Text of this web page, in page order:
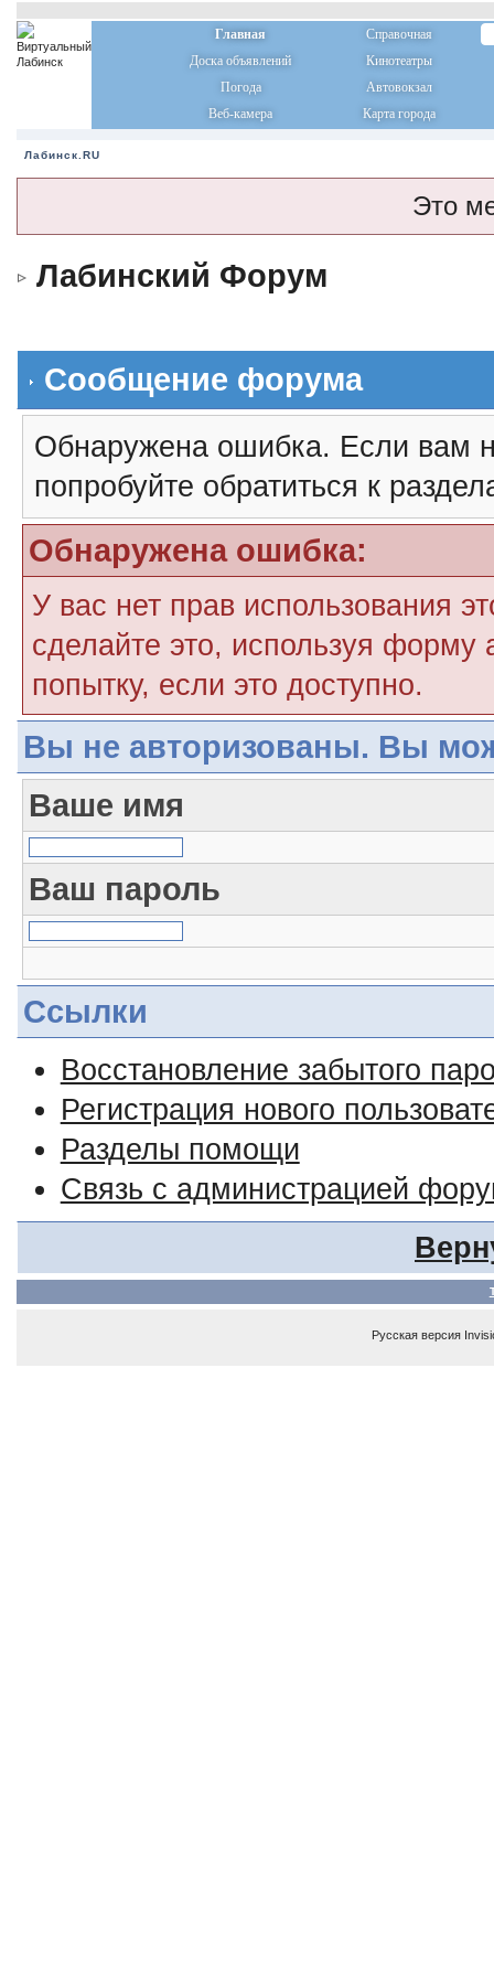
Главная
Справочная
Доска объявлений
Кинотеатры
Погода
Автовокзал
Веб-камера
Карта города
Лабинск.RU
Это
Лабинский Форум
Сообщение форума
Обнаружена ошибка. Если вам
попробуйте обратиться к
Обнаружена ошибка:
У вас нет прав использования
сделайте это, используя форму
попытку, если это доступно.
Вы не авторизованы. Вы
Ваше имя
Ваш пароль
Ссылки
Восстановление забытого
Регистрация нового
Разделы помощи
Связь с администрацией
Русская версия